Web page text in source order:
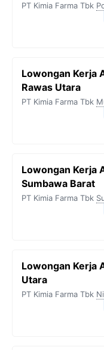
PT Kimia Farma Tbk
Lowongan Kerja
Rawas Utara
PT Kimia Farma Tbk
Lowongan Kerja
Sumbawa Barat
PT Kimia Farma Tbk
Lowongan Kerja
Utara
PT Kimia Farma Tbk